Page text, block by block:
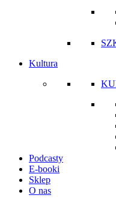
Kultura
Podcasty
E-booki
Sklep
O nas